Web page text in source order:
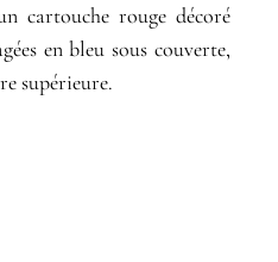
cartouche rouge décoré
en bleu sous couverte,
supérieure.